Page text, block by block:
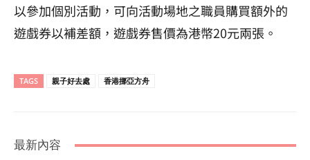
以參加個別活動，可向活動場地之職員購買額外的
遊戲券以補差額，遊戲券售價為港幣20元兩張。
TAGS 親子好去處 香港挪亞方舟
最新內容